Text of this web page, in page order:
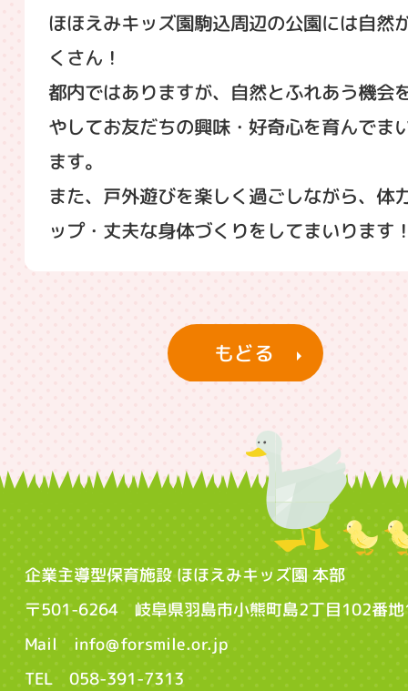
ほほえみキッズ園駒込周辺の公園には自然
くさん！
都内ではありますが、自然とふれあう機会
やしてお友だちの興味・好奇心を育んでま
ます。
また、戸外遊びを楽しく過ごしながら、体
ップ・丈夫な身体づくりをしてまいります
もどる
企業主導型保育施設 ほほえみキッズ園 本部
〒501-6264 岐阜県羽島市小熊町島2丁目102番
Mail info@forsmile.or.jp
TEL 058-391-7313